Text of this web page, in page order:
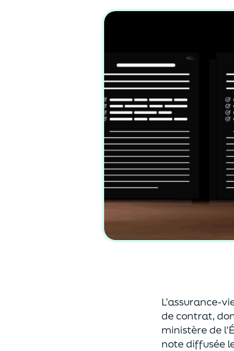
L’assurance-
de contrat,
ministère de l'É
note diffusée